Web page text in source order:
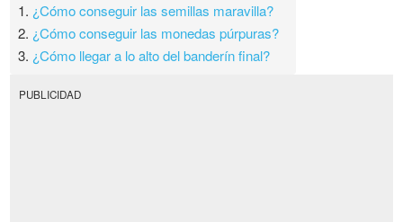
1. ¿Cómo conseguir las semillas maravilla?
2. ¿Cómo conseguir las monedas púrpuras?
3. ¿Cómo llegar a lo alto del banderín final?
PUBLICIDAD